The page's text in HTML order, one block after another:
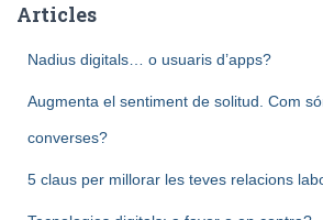
Articles
Nadius digitals… o usuaris d’apps?
Augmenta el sentiment de solitud. Com
converses?
5 claus per millorar les teves relacions